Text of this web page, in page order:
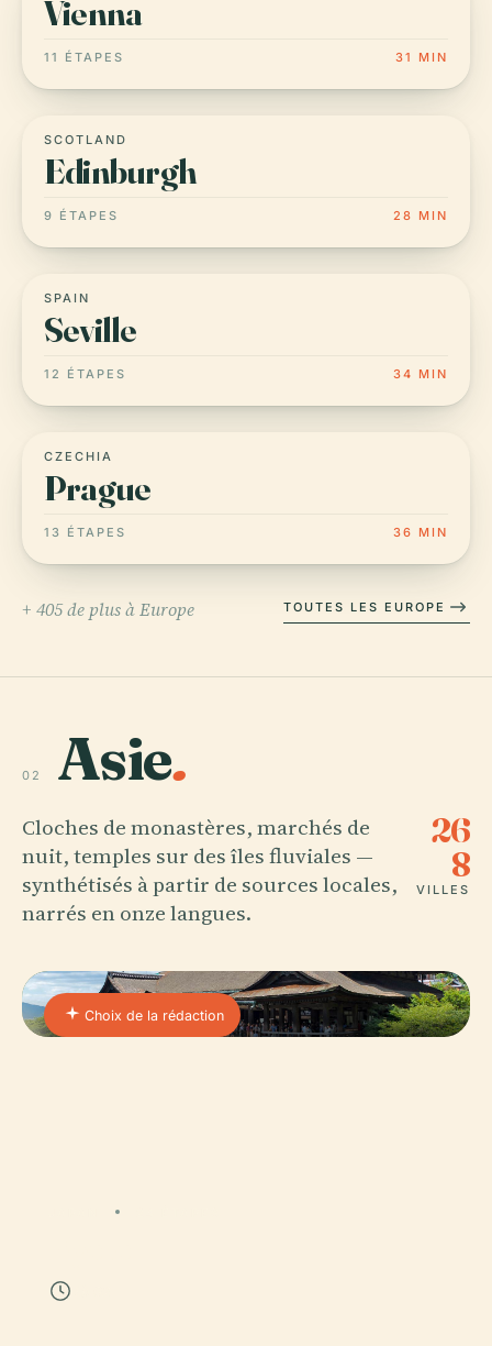
Vienna
11 ÉTAPES 31 MIN
SCOTLAND
Edinburgh
9 ÉTAPES 28 MIN
SPAIN
Seville
12 ÉTAPES 34 MIN
CZECHIA
Prague
13 ÉTAPES 36 MIN
+ 405 de plus à Europe TOUTES LES EUROPE
02 Asie.
Cloches de monastères, marchés de
nuit, temples sur des îles fluviales —
synthétisés à partir de sources locales,
narrés en onze langues.
26
8
VILLES
Choix de la rédaction